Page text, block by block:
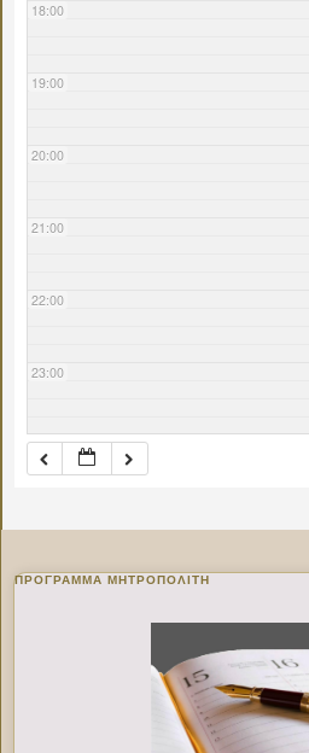
18:00
19:00
20:00
21:00
22:00
23:00
ΠΡΌΓΡΑΜΜΑ ΜΗΤΡΟΠΟΛΊΤΗ